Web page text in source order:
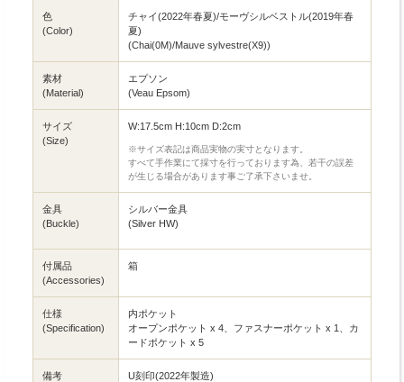
色
(Color)
チャイ(2022年春夏)/モーヴシルベストル(2019年春
夏)
(Chai(0M)/Mauve sylvestre(X9))
素材
(Material)
エプソン
(Veau Epsom)
サイズ
(Size)
W:17.5cm H:10cm D:2cm
※サイズ表記は商品実物の実寸となります。
すべて手作業にて採寸を行っております為、若干の誤差
が生じる場合があります事ご了承下さいませ。
金具
(Buckle)
シルバー金具
(Silver HW)
付属品
(Accessories)
箱
仕様
(Specification)
内ポケット
オープンポケット x 4、ファスナーポケット x 1、カ
ードポケット x 5
備考 U刻印(2022年製造)